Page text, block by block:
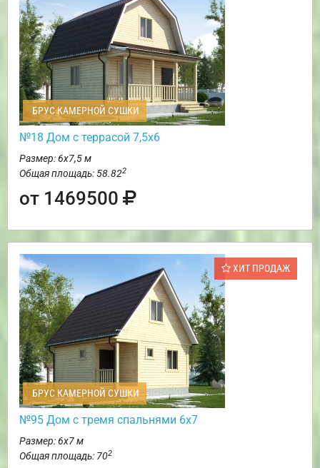
БРУС КАМЕРНОЙ СУШКИ
№18 Дом с террасой 7,5х6
Размер: 6х7,5 м
Общая площадь: 58.822
от 1469500
ХИТ ПРОДАЖ
БРУС КАМЕРНОЙ СУШКИ
№95 Дом с тремя спальнями 6х7
Размер: 6х7 м
Общая площадь: 702